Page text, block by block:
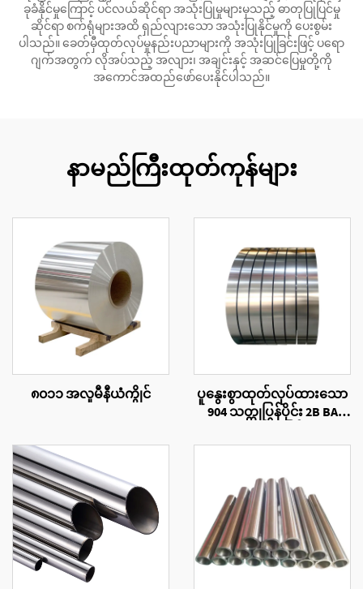
ခုခံနိုင်မှုကြောင့် ပင်လယ်ဆိုင်ရာ အသုံးပြုမှုများမှသည့် ဓာတုပြုပြင်မှု
ဆိုင်ရာ စက်ရုံများအထိ ရှည်လျားသော အသုံးပြုနိုင်မှုကို ပေးစွမ်း
ပါသည်။ ခေတ်မှီထုတ်လုပ်မှုနည်းပညာများကို အသုံးပြုခြင်းဖြင့် ပရော
ဂျက်အတွက် လိုအပ်သည့် အလျား၊ အချင်းနှင့် အဆင်ပြေမှုတို့ကို
အကောင်အထည်ဖော်ပေးနိုင်ပါသည်။
နာမည်ကြီးထုတ်ကုန်များ
၈၀၁၁ အလူမီနီယံကွိုင်
ပူနွေးစွာထုတ်လုပ်ထားသော
904 သတ္တုပြွန်ပိုင်း 2B BA